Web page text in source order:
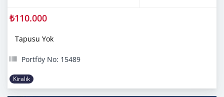
₺110.000
Tapusu Yok
Portföy No: 15489
Kiralık